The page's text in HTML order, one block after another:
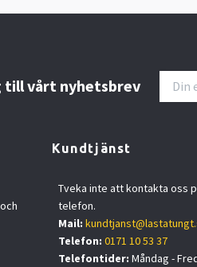
till vårt nyhetsbrev
Kundtjänst
Tveka inte att kontakta oss
telefon.
Mail:
Telefon: 0171 10 53 37
Telefontider: Måndag -